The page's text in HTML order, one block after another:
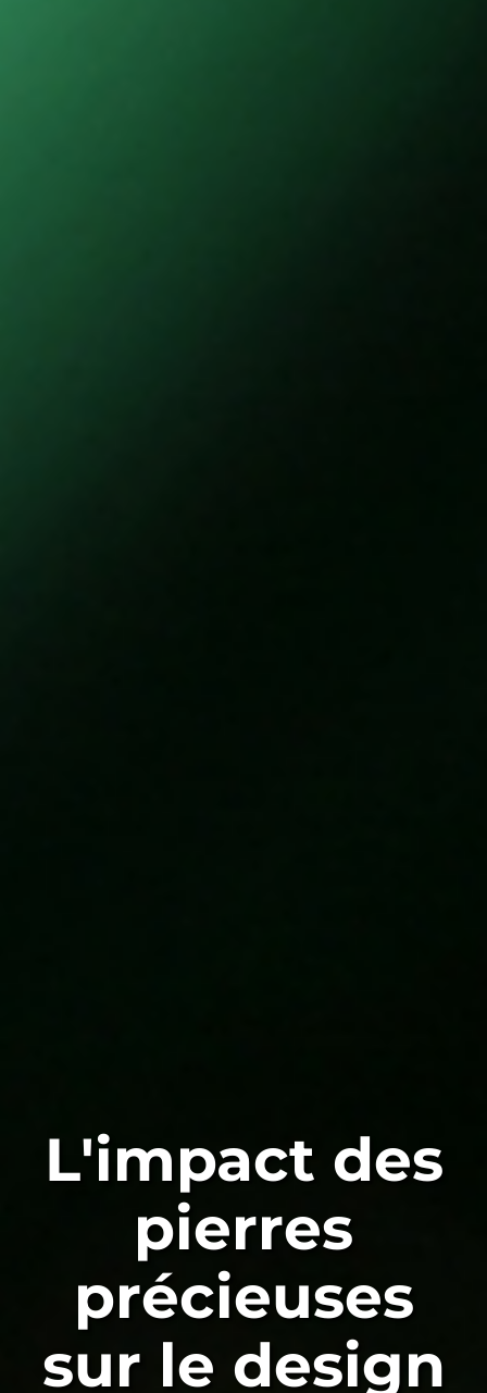
L'impact des
pierres
précieuses
sur le design